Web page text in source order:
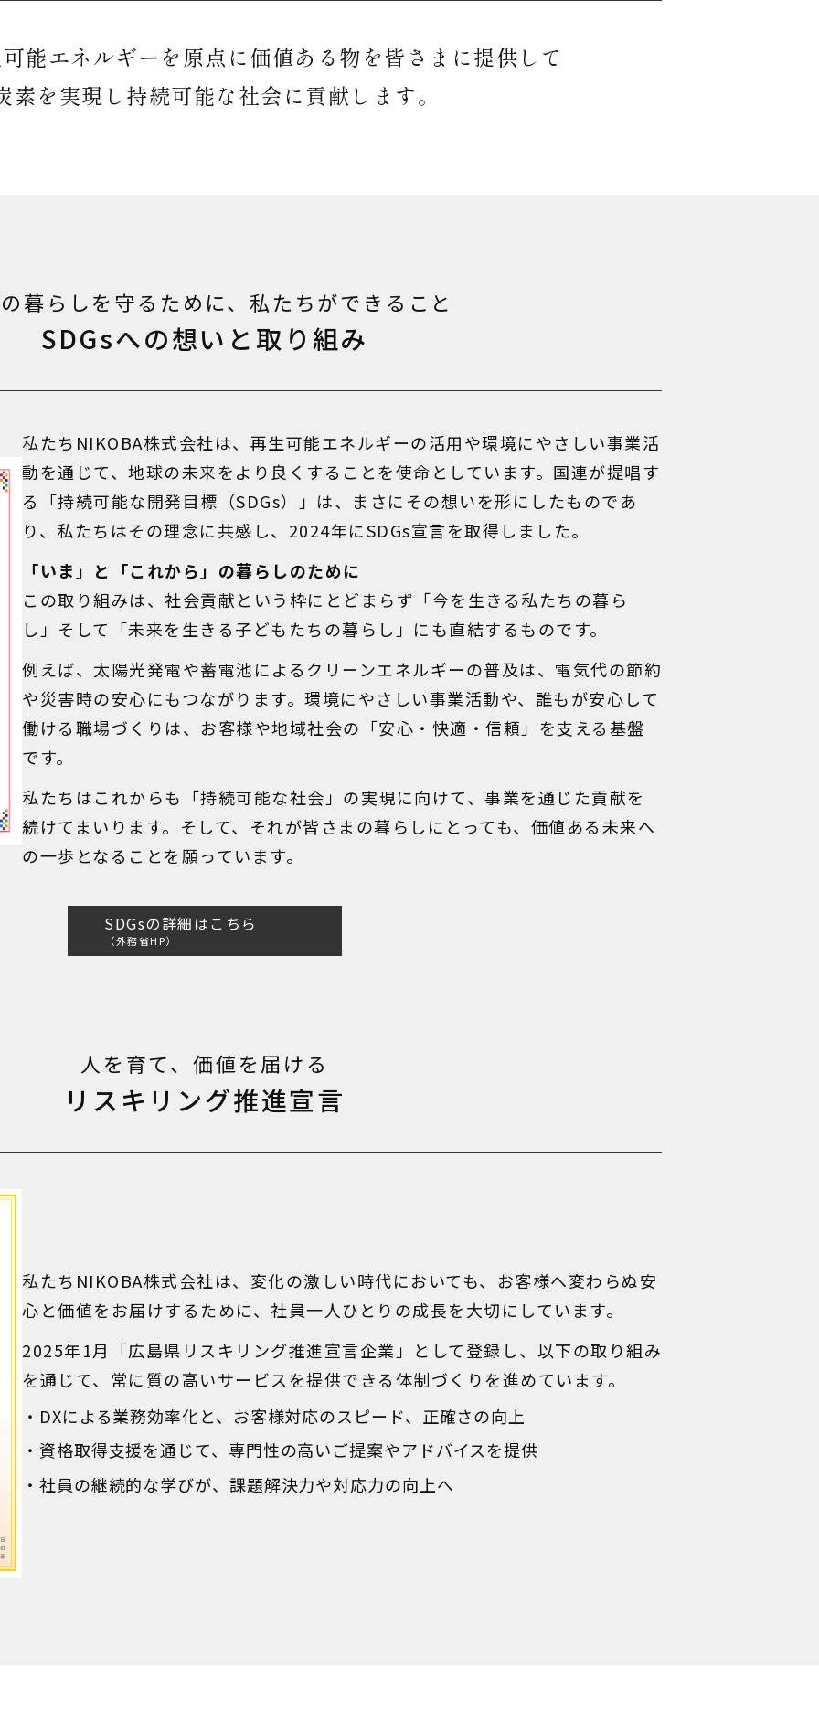
能エネルギーを原点に価値ある物を皆さまに提供して
素を実現し持続可能な社会に貢献します。
暮らしを守るために、私たちができること
SDGsへの想いと取り組み
私たちNIKOBA株式会社は、再生可能エネルギーの活用や環境にやさしい事業活
動を通じて、地球の未来をより良くすることを使命としています。国連が提唱す
る「持続可能な開発目標（SDGs）」は、まさにその想いを形にしたものであ
り、私たちはその理念に共感し、2024年にSDGs宣言を取得しました。
「いま」と「これから」の暮らしのために
この取り組みは、社会貢献という枠にとどまらず「今を生きる私たちの暮ら
し」そして「未来を生きる子どもたちの暮らし」にも直結するものです。
例えば、太陽光発電や蓄電池によるクリーンエネルギーの普及は、電気代の節約
や災害時の安心にもつながります。環境にやさしい事業活動や、誰もが安心して
働ける職場づくりは、お客様や地域社会の「安心・快適・信頼」を支える基盤
です。
私たちはこれからも「持続可能な社会」の実現に向けて、事業を通じた貢献を
続けてまいります。そして、それが皆さまの暮らしにとっても、価値ある未来へ
の一歩となることを願っています。
SDGsの詳細はこちら
（外務省HP）
人を育て、価値を届ける
リスキリング推進宣言
私たちNIKOBA株式会社は、変化の激しい時代においても、お客様へ変わらぬ安
心と価値をお届けするために、社員一人ひとりの成長を大切にしています。
2025年1月「広島県リスキリング推進宣言企業」として登録し、以下の取り組み
を通じて、常に質の高いサービスを提供できる体制づくりを進めています。
DXによる業務効率化と、お客様対応のスピード、正確さの向上
資格取得支援を通じて、専門性の高いご提案やアドバイスを提供
社員の継続的な学びが、課題解決力や対応力の向上へ